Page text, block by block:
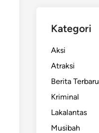
Kategori
Aksi
Atraksi
Berita Terbaru
Kriminal
Lakalantas
Musibah